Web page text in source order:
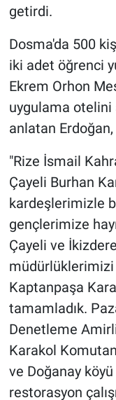
getirdi.
Dosma'da 500
iki adet öğrenci
Ekrem Orhon
uygulama otelini
anlatan
"Rize İsmail
Çayeli Burhan
kardeşlerimizle
gençlerimize
Çayeli ve
müdürlüklerimizi
Kaptanpaşa
tamamladık.
Denetleme
Karakol
ve Doğanay
restorasyon